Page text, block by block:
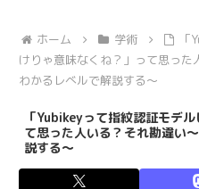
ホーム 学術
けりゃ意味なくね？」って思っ
わかるレべルで解説する～
「Yubikeyって指紋認証モデ
て思った人いる？それ勘違い
説する～